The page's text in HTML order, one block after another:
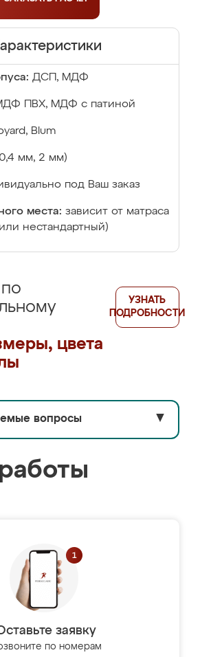
ДСП, МДФ
ПВХ, МДФ с патиной
Blum
мм, 2 мм)
под Ваш заказ
места: зависит от матраса
нестандартный)
цвета
УЗНАТЬ
ПОДРОБНОСТИ
вопросы ▼
заявку
по номерам